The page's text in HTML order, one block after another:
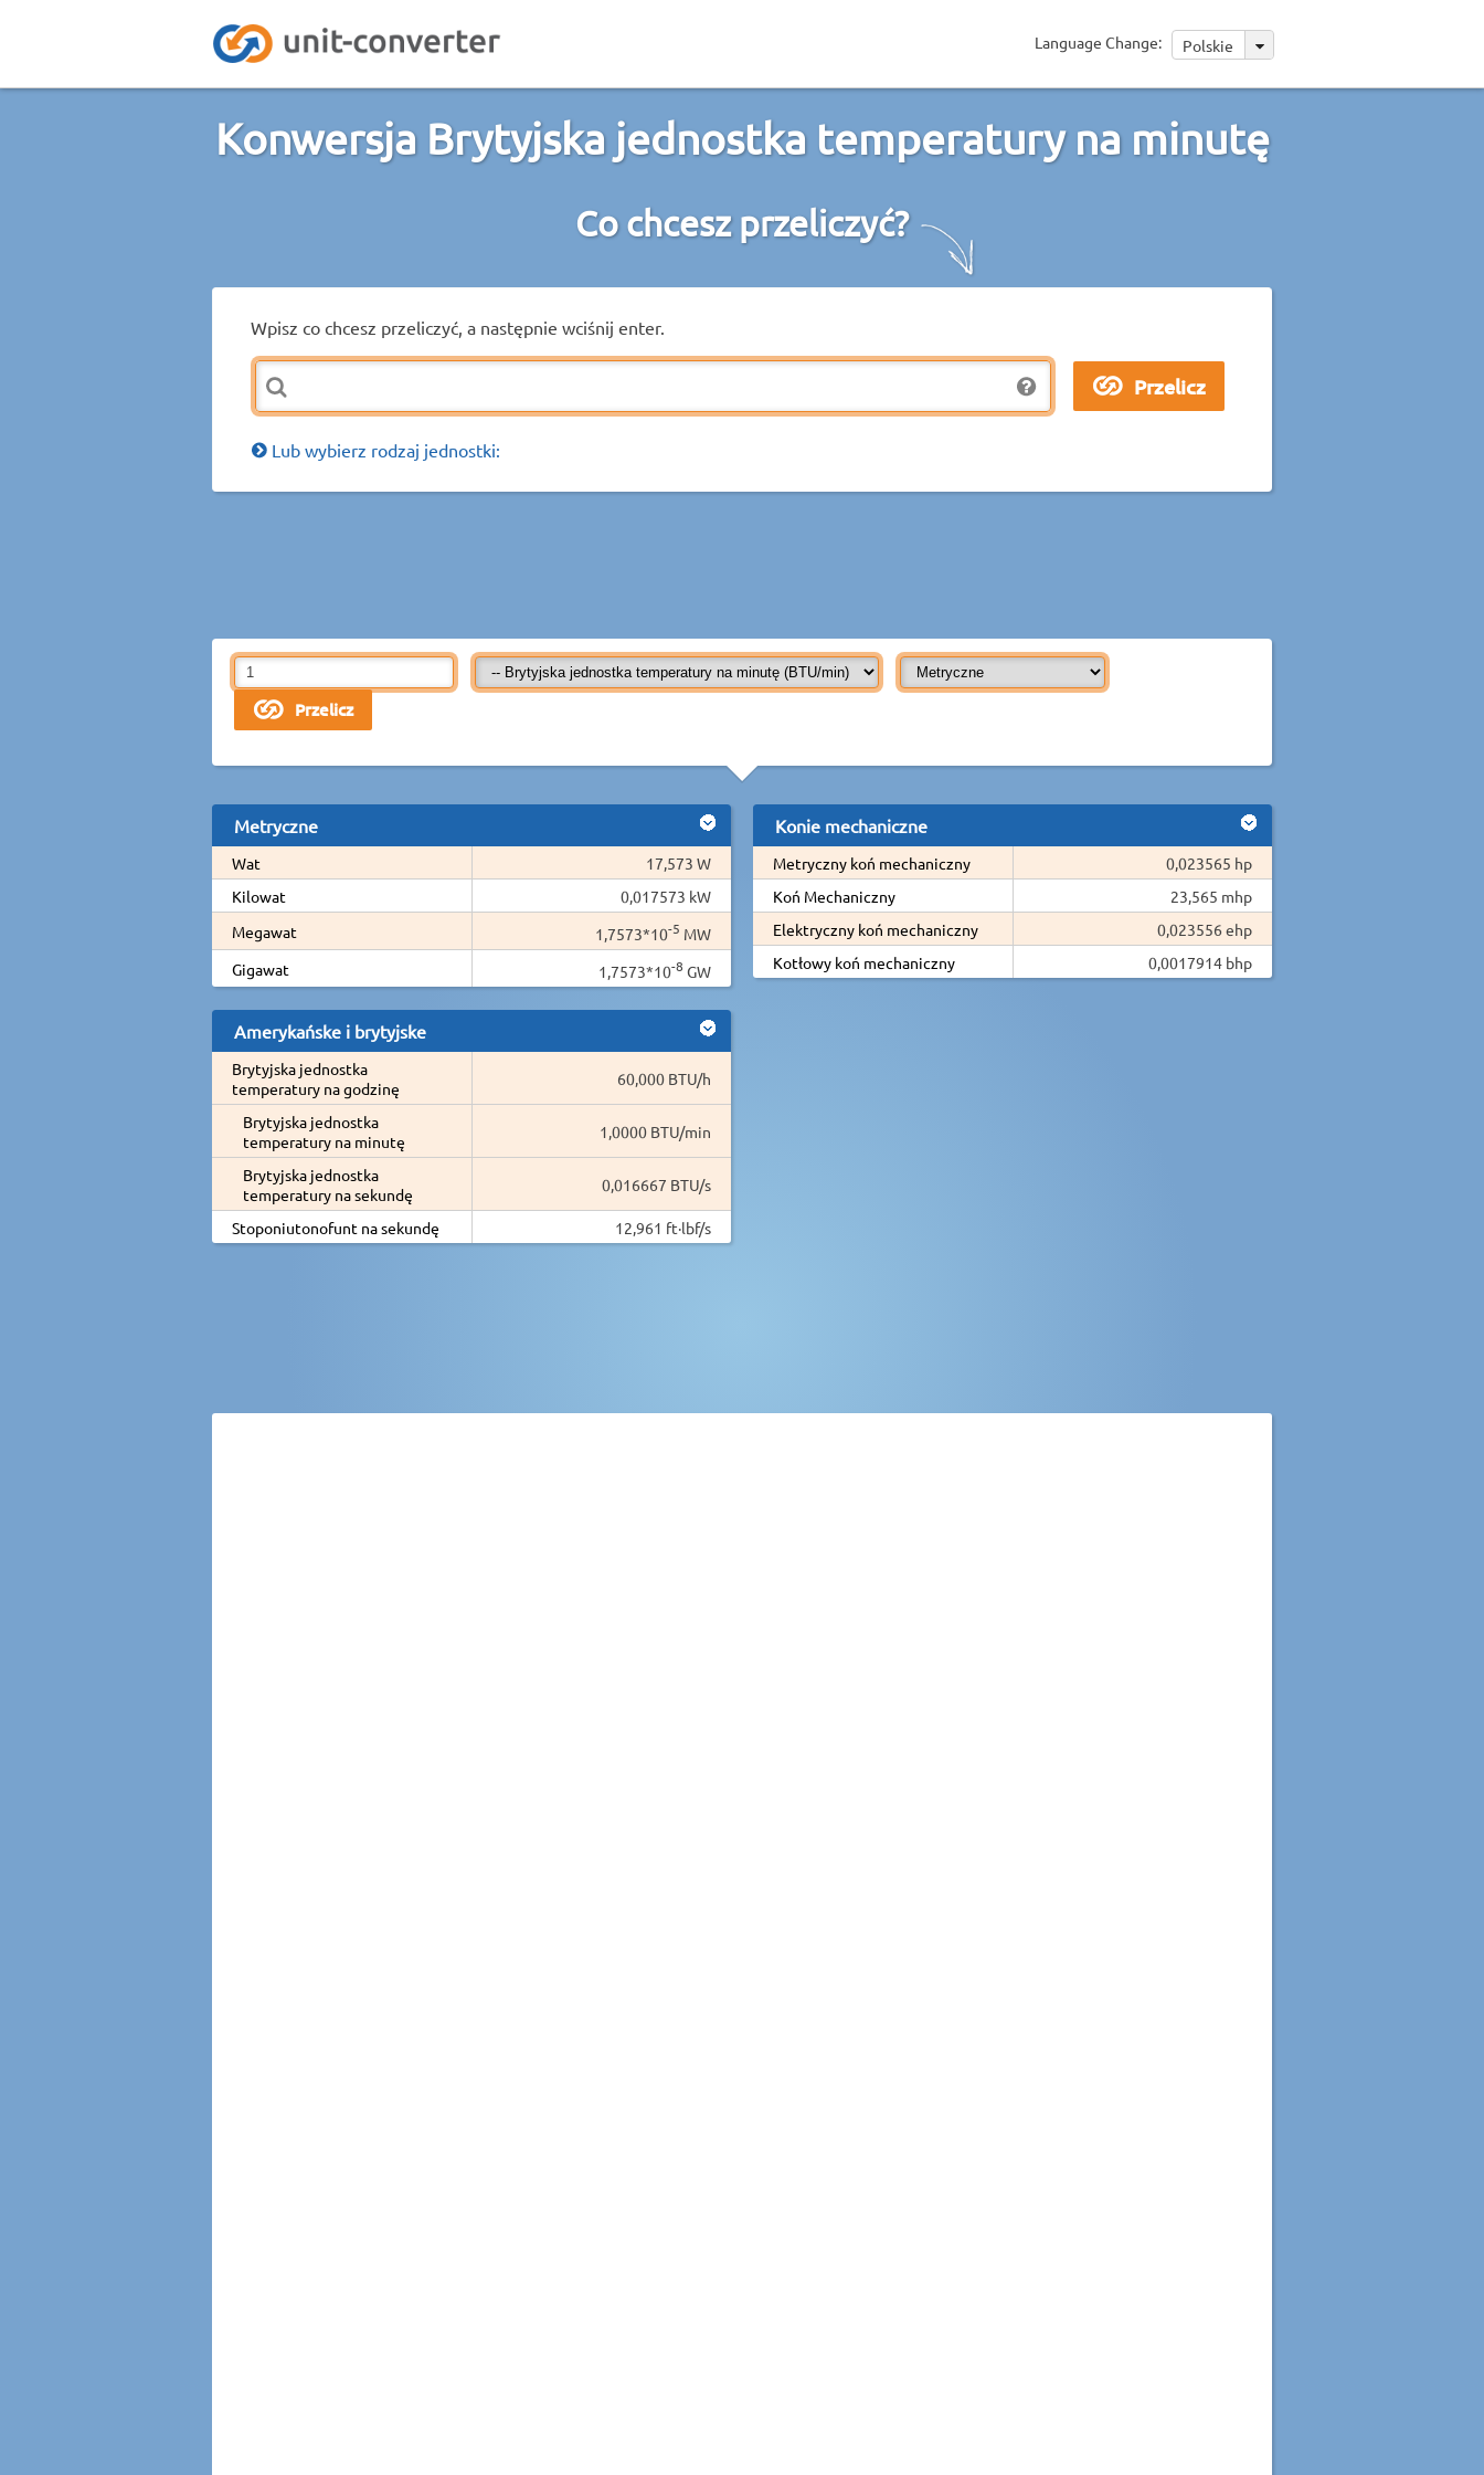
Language Change: Polskie
Konwersja Brytyjska jednostka temperatury na minutę
Co chcesz przeliczyć?
Wpisz co chcesz przeliczyć, a następnie wciśnij enter.
Lub wybierz rodzaj jednostki:
Metryczne
Wat
17,573 W
Kilowat
0,017573 kW
Megawat
1,7573*10-5 MW
Gigawat
1,7573*10-8 GW
Amerykańske i brytyjske
Brytyjska jednostka
temperatury na godzinę
60,000 BTU/h
Brytyjska jednostka
temperatury na minutę
1,0000 BTU/min
Brytyjska jednostka
temperatury na sekundę
0,016667 BTU/s
Stoponiutonofunt na sekundę 12,961 ft·lbf/s
Konie mechaniczne
Metryczny koń mechaniczny
0,023565 hp
Koń Mechaniczny
23,565 mhp
Elektryczny koń mechaniczny
0,023556 ehp
Kotłowy koń mechaniczny
0,0017914 bhp